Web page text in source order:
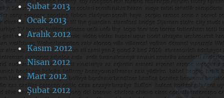
Şubat 2013
Ocak 2013
Aralık 2012
Kasım 2012
Nisan 2012
Mart 2012
Şubat 2012